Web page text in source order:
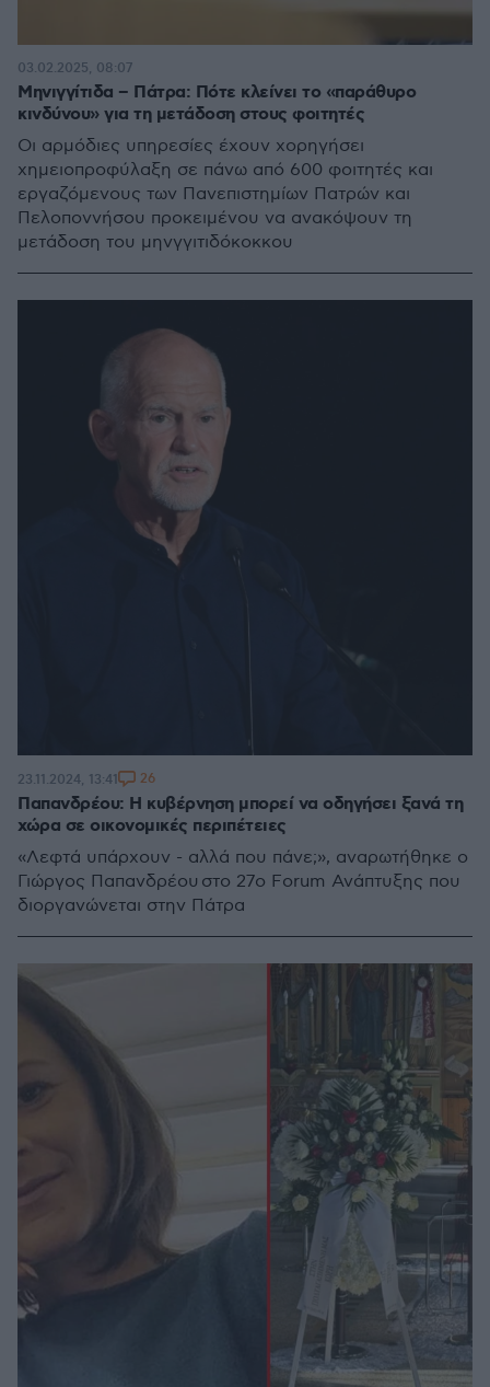
Μηνιγγίτιδα – Πάτρα: Πότε κλείνει το «παράθυρο
κινδύνου» για τη μετάδοση στους φοιτητές
Οι αρμόδιες υπηρεσίες έχουν χορηγήσει
χημειοπροφύλαξη σε πάνω από 600 φοιτητές και
εργαζόμενους των Πανεπιστημίων Πατρών και
Πελοποννήσου προκειμένου να ανακόψουν τη
μετάδοση του μηνγγιτιδόκοκκου
03.02.2025, 08:07
Παπανδρέου: Η κυβέρνηση μπορεί να οδηγήσει ξανά τη
χώρα σε οικονομικές περιπέτειες
«Λεφτά υπάρχουν - αλλά που πάνε;», αναρωτήθηκε ο
Γιώργος Παπανδρέου στο 27ο Forum Ανάπτυξης που
διοργανώνεται στην Πάτρα
23.11.2024, 13:41 26